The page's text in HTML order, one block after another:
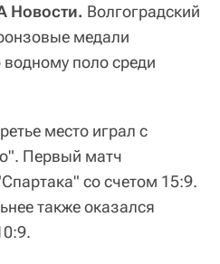
Новости. Волгоградский
медали
поло среди
место играл с
Первый матч
со счетом 15:9.
также оказался